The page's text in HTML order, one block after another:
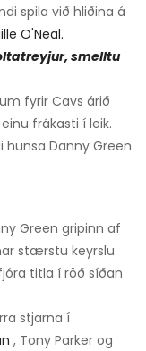
spila við hliðina á
O'Neal.
smelltu
fyrir Cavs árið
frákasti í leik.
hunsa Danny Green
Green gripinn af
stærstu keyrslu
titla í röð síðan
stjarna í
, Tony Parker og